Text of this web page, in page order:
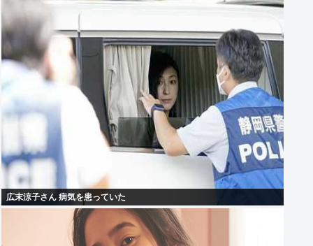
広末涼子さん 病気を患っていた